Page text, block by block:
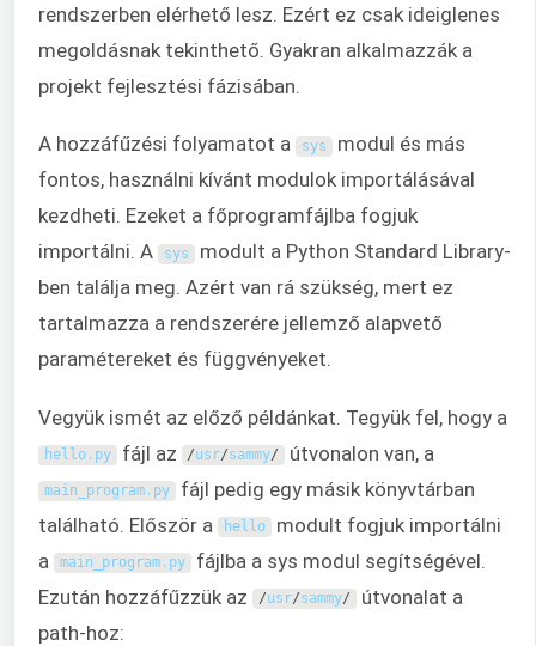
rendszerben elérhető lesz. Ezért ez csak ideiglenes
megoldásnak tekinthető. Gyakran alkalmazzák a
projekt fejlesztési fázisában.
A hozzáfűzési folyamatot a sys modul és más
fontos, használni kívánt modulok importálásával
kezdheti. Ezeket a főprogramfájlba fogjuk
importálni. A
sys modult a Python Standard Library-
ben találja meg. Azért van rá szükség, mert ez
tartalmazza a rendszerére jellemző alapvető
paramétereket és függvényeket.
Vegyük ismét az előző példánkat. Tegyük fel, hogy a
hello. py fájl az /usr/sammy/ útvonalon van, a
main_program. py fájl pedig egy másik könyvtárban
található. Először a
hello modult fogjuk importálni
a
main_program. py fájlba a sys modul segítségével.
Ezután hozzáfűzzük az
/usr/sammy/ útvonalat a
path-hoz: